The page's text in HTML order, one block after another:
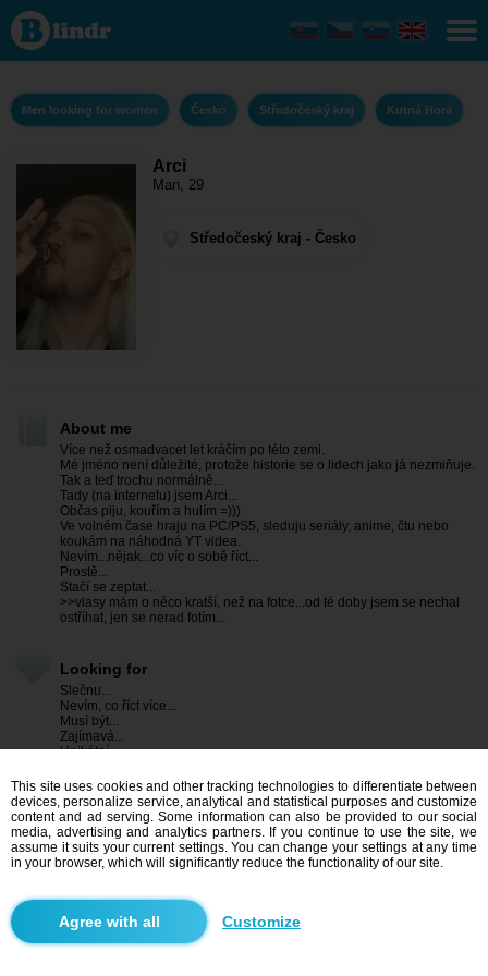
Arci - Men
looking for
women
Středočeský
Hora
Men looking for women Česko Středočeský kraj Kutná Hora
Arci
Man, 29
Středočeský kraj - Česko
About me
Více než osmadvacet let kráčím po této zemi.
Mé jméno není důležité, protože historie se o lidech jako já nezmiňuje.
Tak a teď trochu normálně...
Tady (na internetu) jsem Arci...
Občas piju, kouřím a hulím =)))
Ve volném čase hraju na PC/PS5, sleduju seriály, anime, čtu nebo
koukám na náhodná YT videa.
Nevím...nějak...co víc o sobě říct...
Prostě...
Stačí se zeptat...
>>vlasy mám o něco kratší, než na fotce...od té doby jsem se nechal
ostříhat, jen se nerad fotím...
Looking for
Slečnu...
Nevím, co říct více...
Musí být...
Zajímavá...
Unikátní...
Characteristics
Height:
185
Weight:
85
Hair:
delší, blond
This site uses cookies and other tracking technologies to differentiate between
devices, personalize service, analytical and statistical purposes and customize
content and ad serving. Some information can also be provided to our social
media, advertising and analytics partners. If you continue to use the site, we
assume it suits your current settings. You can change your settings at any time
in your browser, which will significantly reduce the functionality of our site.
Customize